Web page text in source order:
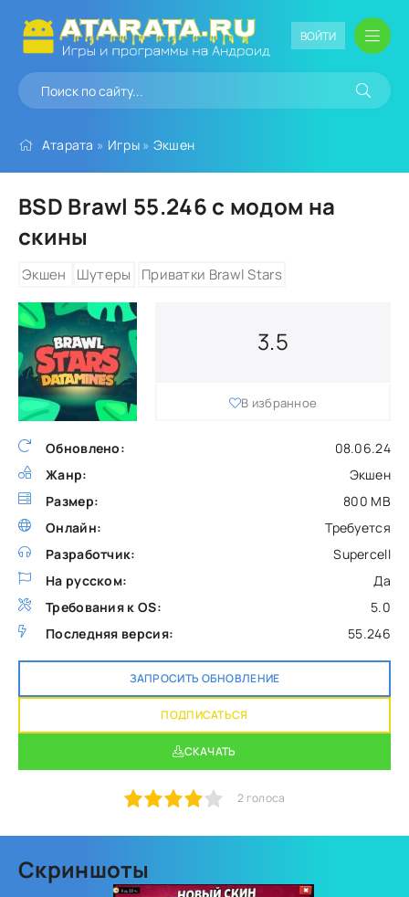
ВОЙТИ
Атарата » Игры» Экшен
BSD Brawl 55.246 с модом на
скины
Экшен Шутеры Приватки Brawl Stars
Обновлено:
08.06.24
Жанр:
Экшен
Размер:
800 MB
Онлайн:
Требуется
Разработчик:
Supercell
На русском:
Да
Требования к OS:
5.0
Последняя версия:
55.246
3.5
В избранное
СКАЧАТЬ
ЗАПРОСИТЬ ОБНОВЛЕНИЕ
ПОДПИСАТЬСЯ
2 голоса
Скриншоты